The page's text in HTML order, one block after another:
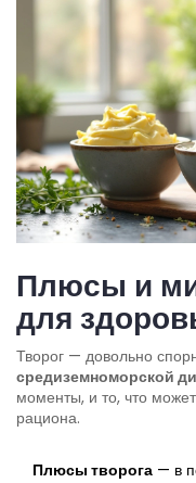
Плюсы и
для
Творог — довольно
средиземноморской
моменты, и то, что
рациона.
Плюсы творога — в